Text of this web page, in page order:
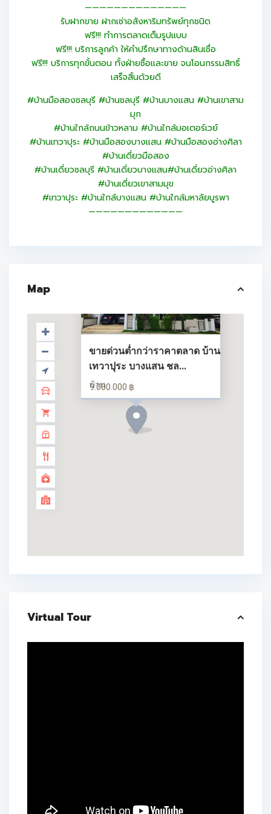
——————————————
รับฝากขาย ฝากเช่าอสังหาริมทรัพย์ทุกชนิด
ฟรี!!! ทำการตลาดเต็มรูปแบบ
ฟรี!!! บริการลูกค้า ให้คำปรึกษาทางด้านสินเชื่อ
ฟรี!!! บริการทุกขั้นตอน ทั้งฝ่ายซื้อและขาย จนโอนกรรมสิทธิ์
เสร็จสิ้นด้วยดี
#บ้านมือสองชลบุรี #บ้านชลบุรี #บ้านบางแสน #บ้านเขาสาม
มุก
#บ้านใกล้ถนนข้าวหลาม #บ้านใกล้มอเตอร์เวย์
#บ้านเทวาปุระ #บ้านมือสองบางแสน #บ้านมือสองอ่างศิลา
#บ้านเดี่ยวมือสอง
#บ้านเดี่ยวชลบุรี #บ้านเดี่ยวบางแสน#บ้านเดี่ยวอ่างศิลา
#บ้านเดี่ยวเขาสามมุข
#เทวาปุระ #บ้านใกล้บางแสน #บ้านใกล้มหาลัยบูรพา
—————————————
Map
ขายด่วนต่ำกว่าราคาตลาด บ้าน
เทวาปุระ บางแสน ชล...
บ้าน
9.000.000 ฿
Virtual Tour